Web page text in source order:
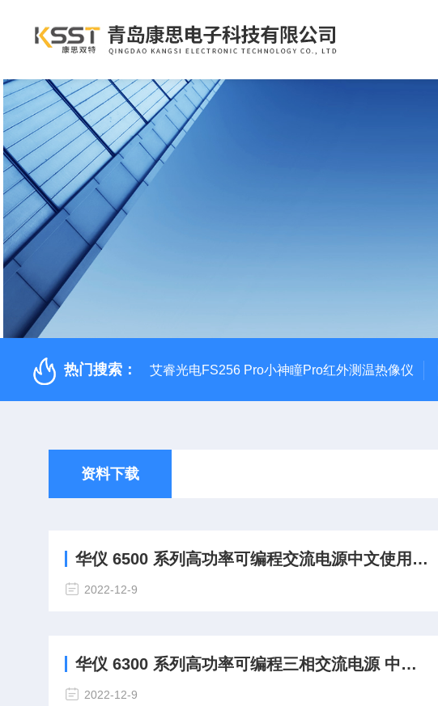
热门搜索： 艾睿光电FS256 Pro小神瞳Pro红外测温热像仪
资料下载
华仪 6500 系列高功率可编程交流电源中文使用指南
2022-12-9
华仪 6300 系列高功率可编程三相交流电源 中文使用指南
2022-12-9